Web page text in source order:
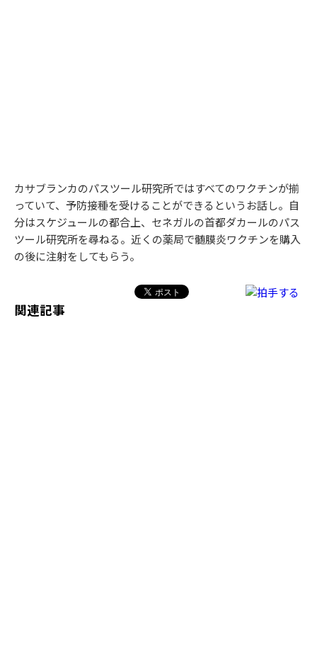
カサブランカのパスツール研究所ではすべてのワクチンが揃
っていて、予防接種を受けることができるというお話し。自
分はスケジュールの都合上、セネガルの首都ダカールのパス
ツール研究所を尋ねる。近くの薬局で髄膜炎ワクチンを購入
の後に注射をしてもらう。
関連記事